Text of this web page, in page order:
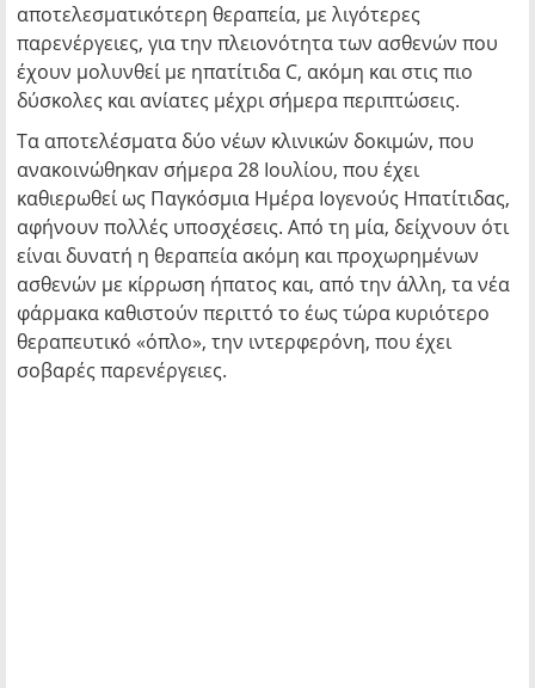
αποτελεσματικότερη θεραπεία, με λιγότερες
παρενέργειες, για την πλειονότητα των ασθενών που
έχουν μολυνθεί με ηπατίτιδα C, ακόμη και στις πιο
δύσκολες και ανίατες μέχρι σήμερα περιπτώσεις.
Τα αποτελέσματα δύο νέων κλινικών δοκιμών, που
ανακοινώθηκαν σήμερα 28 Ιουλίου, που έχει
καθιερωθεί ως Παγκόσμια Ημέρα Ιογενούς Ηπατίτιδας,
αφήνουν πολλές υποσχέσεις. Από τη μία, δείχνουν ότι
είναι δυνατή η θεραπεία ακόμη και προχωρημένων
ασθενών με κίρρωση ήπατος και, από την άλλη, τα νέα
φάρμακα καθιστούν περιττό το έως τώρα κυριότερο
θεραπευτικό «όπλο», την ιντερφερόνη, που έχει
σοβαρές παρενέργειες.